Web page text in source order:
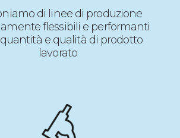
di linee di produzione
flessibili e performanti
e qualità di prodotto
lavorato